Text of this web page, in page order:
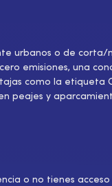
urbanos o de
emisiones, una
como la etiqueta
peajes y
o no tienes